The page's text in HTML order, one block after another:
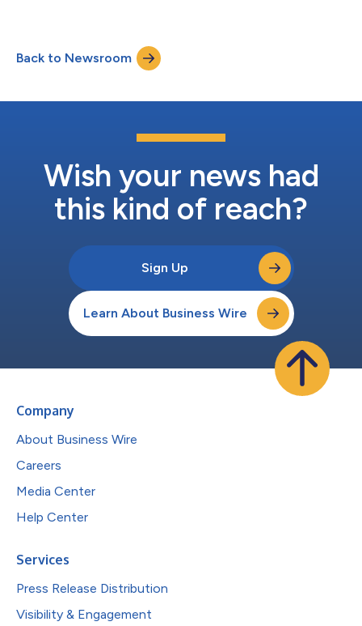
ーディングおよびフィンテック業界全体において、卓越性の基準
を確立するブローカーを表彰するものです。 同エキスポへのマ
ルチバンク・グループの参加は、中東の金融業界における同グル
フィンテックの一大イベント マネー・エキスポ・アブダビ2026
プロバイダー、マーケット・リーダーが一堂に会しました。この
舞台で最高の栄誉を獲得したことは、業界全体に明確なメッセー
れたことは、当グループにとって大きな節目です」と、マルチバ
ンク・グループの最高事業運営責任者であるジョニ...
Back to Newsroom
Wish your news had
this kind of reach?
Sign Up
Learn About Business Wire
Company
About Business Wire
Careers
Media Center
Help Center
Services
Press Release Distribution
Visibility & Engagement